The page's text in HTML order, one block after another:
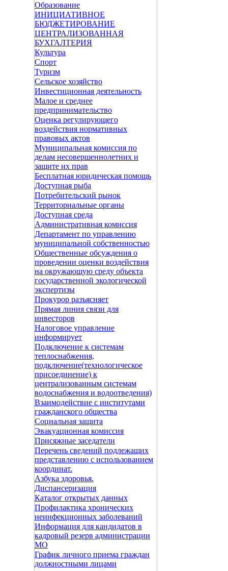
Образование
ИНИЦИАТИВНОЕ
БЮДЖЕТИРОВАНИЕ
ЦЕНТРАЛИЗОВАННАЯ
БУХГАЛТЕРИЯ
Культура
Спорт
Туризм
Сельское хозяйство
Инвестиционная деятельность
Малое и среднее
предпринимательство
Оценка регулирующего
воздействия нормативных
правовых актов
Муниципальная комиссия по
делам несовершеннолетних и
защите их прав
Бесплатная юридическая помощь
Доступная рыба
Потребительский рынок
Территориальные органы
Доступная среда
Административная комиссия
Департамент по управлению
муниципальной собственностью
Общественные обсуждения о
проведении оценки воздействия
на окружающую среду объекта
государственной экологической
экспертизы
Прокурор разъясняет
Прямая линия связи для
инвесторов
Налоговое управление
информирует
Подключение к системам
теплоснабжения,
подключение(технологическое
присоединение) к
централизованным системам
водоснабжения и водоотведения)
Взаимодействие с институтами
гражданского общества
Социальная защита
Эвакуационная комиссия
Присяжные заседатели
Перечень сведений подлежащих
представлению с использованием
координат.
Азбука здоровья.
Диспансеризация
Каталог открытых данных
Профилактика хронических
неинфекционных заболеваний
Информация для кандидатов в
кадровый резерв администрации
МО
График личного приема граждан
должностными лицами